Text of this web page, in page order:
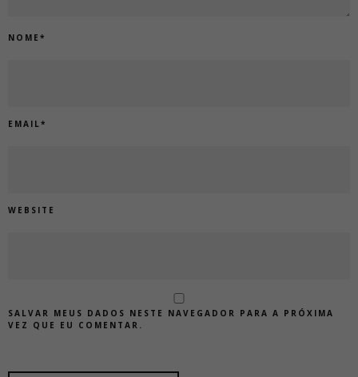
NOME *
EMAIL*
WEBSITE
SALVAR MEUS DADOS NESTE NAVEGADOR PARA A PRÓXIMA
VEZ QUE EU COMENTAR.